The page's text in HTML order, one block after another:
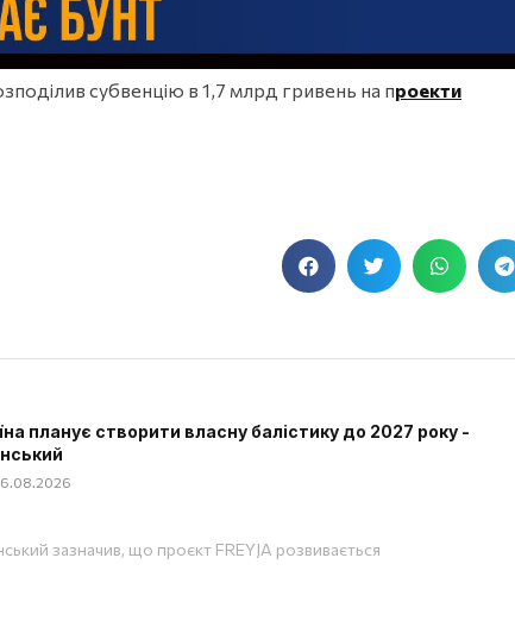
субвенцію в 1,7 млрд гривень на проекти
планує створити власну балістику до 2027 року -
6.08.2026
зазначив, що проєкт FREYJA розвивається